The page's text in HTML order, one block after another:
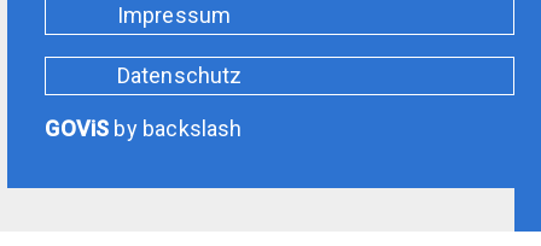
Impressum
Datenschutz
GOViS by backslash